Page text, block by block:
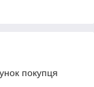
покупця